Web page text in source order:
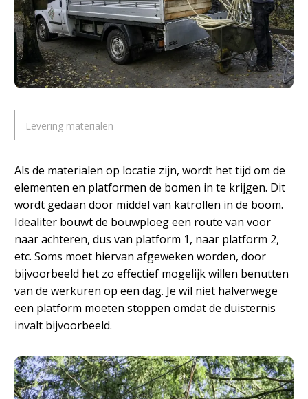
Levering materialen
Als de materialen op locatie zijn, wordt het tijd om de
elementen en platformen de bomen in te krijgen. Dit
wordt gedaan door middel van katrollen in de boom.
Idealiter bouwt de bouwploeg een route van voor
naar achteren, dus van platform 1, naar platform 2,
etc. Soms moet hiervan afgeweken worden, door
bijvoorbeeld het zo effectief mogelijk willen benutten
van de werkuren op een dag. Je wil niet halverwege
een platform moeten stoppen omdat de duisternis
invalt bijvoorbeeld.